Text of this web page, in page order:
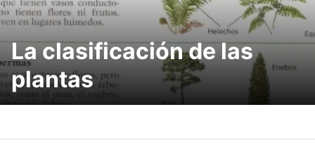
La clasificación de las
plantas